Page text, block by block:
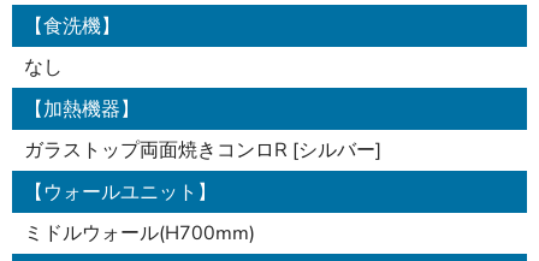
【食洗機】
なし
【加熱機器】
ガラストップ両面焼きコンロR [シルバー]
【ウォールユニット】
ミドルウォール(H700mm)